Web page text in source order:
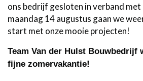
ons bedrijf gesloten in verband
maandag 14 augustus gaan we
start met onze mooie projecten!
Team Van der Hulst Bouwbedrijf
fijne zomervakantie!